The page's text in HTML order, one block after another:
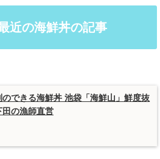
近の海鮮丼の記事
のできる海鮮丼 池袋「海鮮山」鮮度抜
の漁師直営